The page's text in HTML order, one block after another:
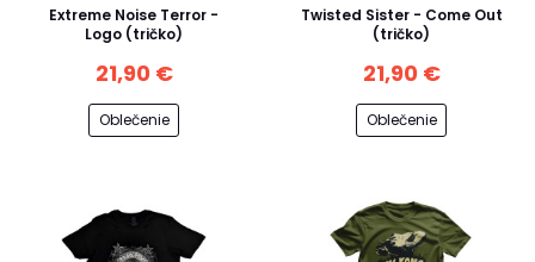
Extreme Noise Terror -
Logo (tričko)
21,90 €
Oblečenie
Twisted Sister - Come Out
(tričko)
21,90 €
Oblečenie